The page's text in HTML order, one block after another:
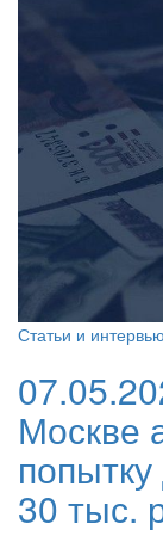
Статьи и интервью
Москве
30 тыс.